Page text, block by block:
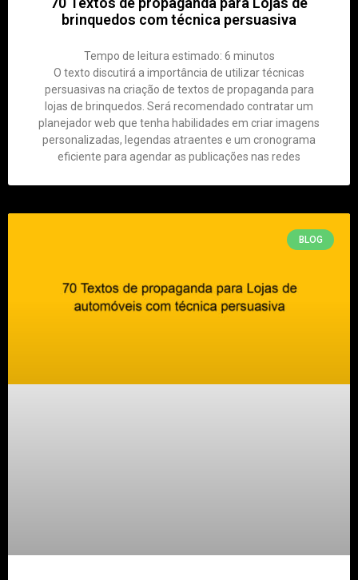
brinquedos com técnica persuasiva
Tempo de leitura estimado: 6 minutos
O texto discutirá a importância de utilizar técnicas
persuasivas na criação de textos de propaganda para
lojas de brinquedos. Será recomendado contratar um
planejador web que tenha habilidades em criar imagens
personalizadas, legendas atraentes e um cronograma
eficiente para agendar as publicações nas redes
BLOG